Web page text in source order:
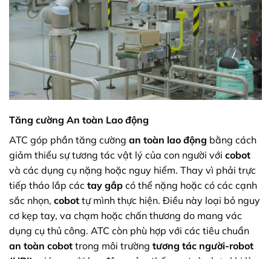
Tăng cường An toàn Lao động
ATC góp phần tăng cường an toàn lao động bằng cách
giảm thiểu sự tương tác vật lý của con người với cobot
và các dụng cụ nặng hoặc nguy hiểm. Thay vì phải trực
tiếp tháo lắp các tay gắp có thể nặng hoặc có các cạnh
sắc nhọn, cobot tự mình thực hiện. Điều này loại bỏ nguy
cơ kẹp tay, va chạm hoặc chấn thương do mang vác
dụng cụ thủ công. ATC còn phù hợp với các tiêu chuẩn
an toàn cobot trong môi trường tương tác người-robot